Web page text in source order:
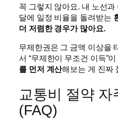
꼭 그렇지 않아요. 내 노선
달에 일정 비율을 돌려받는
더 저렴한 경우가 많아요.
무제한권은 그 금액 이상을
서 “무제한이 무조건 이득”
를 먼저 계산해보는 게 진짜
교통비 절약 자
(FAQ)